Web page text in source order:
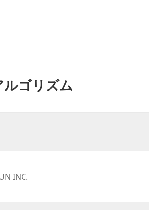
ゴリズム
INC.